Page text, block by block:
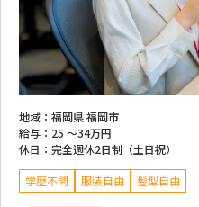
地域： 福岡県 福岡市
給与： 25 ～34万円
休日： 完全週休2日制（土日祝）
学歴不問 服装自由 髪型自由